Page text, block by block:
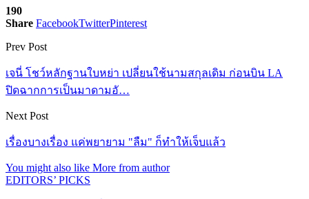
190
Share FacebookTwitterPinterest
Prev Post
เจนี่ โชว์หลักฐานใบหย่า เปลี่ยนใช้นามสกุลเดิม ก่อนบิน LA
ปิดฉากการเป็นมาดามอั…
Next Post
เรื่องบางเรื่อง แค่พยายาม "ลืม" ก็ทำให้เจ็บแล้ว
You might also like More from author
EDITORS’ PICKS